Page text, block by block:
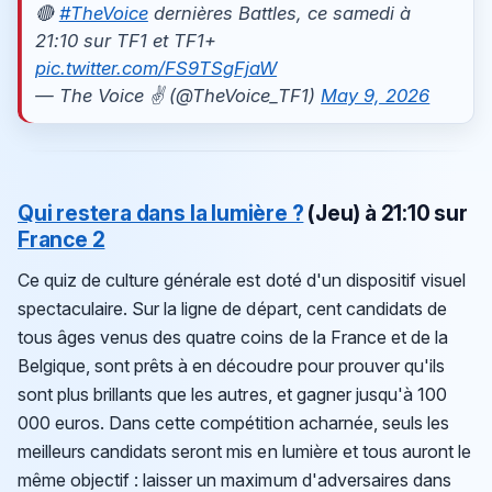
🔴 #TheVoicedernières Battles, ce samedi à
21:10 sur TF1 et TF1+
pic.twitter.com/FS9TSgFjaW
— The Voice ✌️ (@TheVoice_TF1) May 9, 2026
Qui restera dans la lumière ? (Jeu) à 21:10 sur
France 2
Ce quiz de culture générale est doté d'un dispositif visuel
spectaculaire. Sur la ligne de départ, cent candidats de
tous âges venus des quatre coins de la France et de la
Belgique, sont prêts à en découdre pour prouver qu'ils
sont plus brillants que les autres, et gagner jusqu'à 100
000 euros. Dans cette compétition acharnée, seuls les
meilleurs candidats seront mis en lumière et tous auront le
même objectif : laisser un maximum d'adversaires dans